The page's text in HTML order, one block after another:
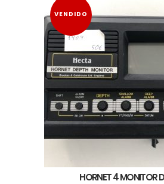
VENDIDO
HORNET 4 MONITOR